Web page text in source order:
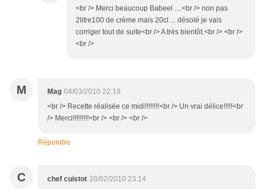
<br /> Merci beaucoup Babeel ....<br /> non pas
2litre100 de crème mais 20cl ... désolé je vais
corriger tout de suite<br /> A très bientôt.<br /> <br />
<br />
M Mag 04/03/2010 22:19
<br /> Recette réalisée ce midi!!!!!!!!<br /> Un vrai délice!!!!!<br
/> Merci!!!!!!!!!<br /> <br /> <br />
Répondre
C chef cuistot 28/02/2010 23:14